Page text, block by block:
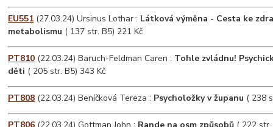
EU551 (27.03.24) Ursinus Lothar : Látková výměna - Cesta ke
metabolismu ( 137 str. B5) 221 Kč
PT810 (22.03.24) Baruch-Feldman Caren : Tohle zvládnu!
děti ( 205 str. B5) 343 Kč
PT808 (22.03.24) Beníčková Tereza : Psycholožky v županu ( 238